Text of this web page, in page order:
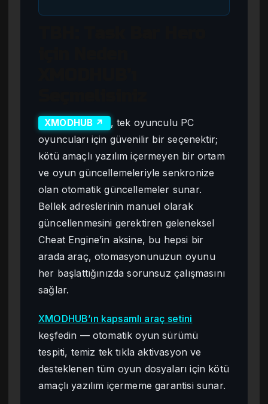
XMODHUB ↗
, tek oyunculu PC
oyuncuları için güvenilir bir seçenektir;
kötü amaçlı yazılım içermeyen bir ortam
ve oyun güncellemeleriyle senkronize
olan otomatik güncellemeler sunar.
Bellek adreslerinin manuel olarak
güncellenmesini gerektiren geleneksel
Cheat Engine’in aksine, bu hepsi bir
arada araç, otomasyonunuzun oyunu
her başlattığınızda sorunsuz çalışmasını
sağlar.
XMODHUB’ın kapsamlı araç setini
keşfedin — otomatik oyun sürümü
tespiti, temiz tek tıkla aktivasyon ve
desteklenen tüm oyun dosyaları için kötü
amaçlı yazılım içermeme garantisi sunar.